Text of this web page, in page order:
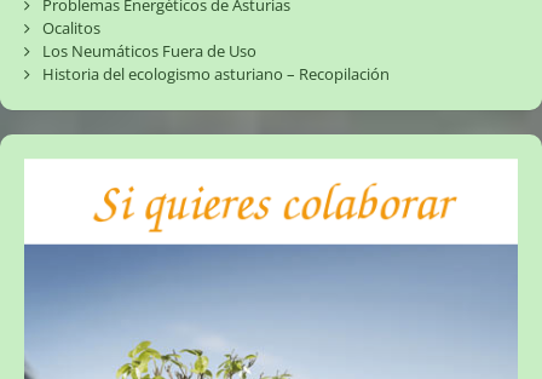
Problemas Energéticos de Asturias
Ocalitos
Los Neumáticos Fuera de Uso
Historia del ecologismo asturiano – Recopilación